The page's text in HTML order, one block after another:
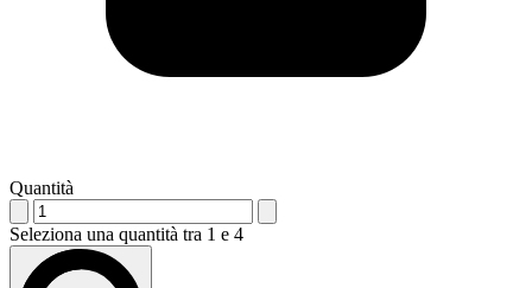
Quantità
Seleziona una quantità tra 1 e 4